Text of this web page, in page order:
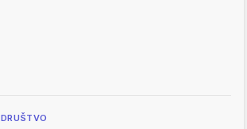
DRUŠTVO